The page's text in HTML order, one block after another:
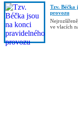
Tzv. Béčka
provozu
ve vlacích